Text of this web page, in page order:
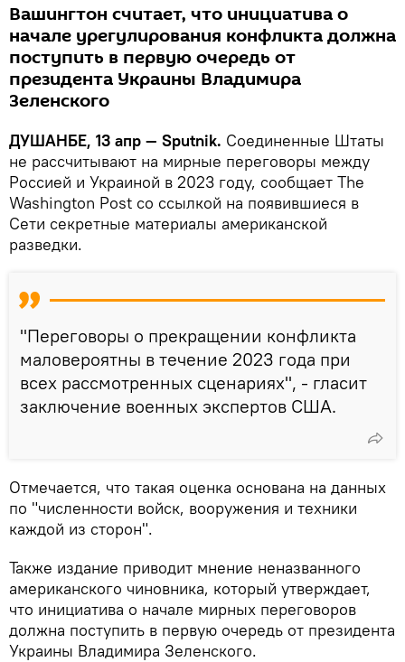
Вашингтон считает, что инициатива о
начале урегулирования конфликта должна
поступить в первую очередь от
президента Украины Владимира
Зеленского
ДУШАНБЕ, 13 апр — Sputnik. Соединенные Штаты
не рассчитывают на мирные переговоры между
Россией и Украиной в 2023 году, сообщает The
Washington Post со ссылкой на появившиеся в
Сети секретные материалы американской
разведки.
"Переговоры о прекращении конфликта
маловероятны в течение 2023 года при
всех рассмотренных сценариях", - гласит
заключение военных экспертов США.
Отмечается, что такая оценка основана на данных
по "численности войск, вооружения и техники
каждой из сторон".
Также издание приводит мнение неназванного
американского чиновника, который утверждает,
что инициатива о начале мирных переговоров
должна поступить в первую очередь от президента
Украины Владимира Зеленского.